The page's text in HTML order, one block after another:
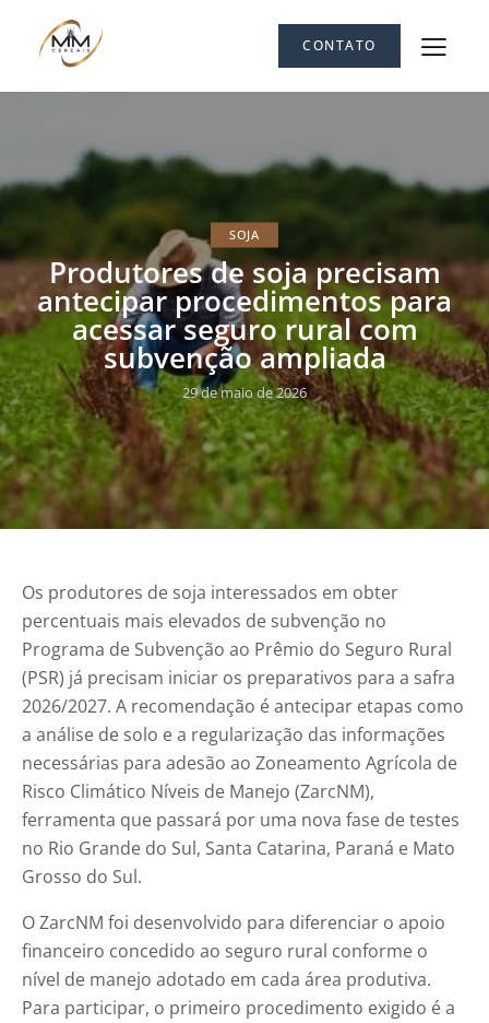
CONTATO
SOJA
Produtores de soja precisam
antecipar procedimentos para
acessar seguro rural com
subvenção ampliada
29 de maio de 2026
Os produtores de soja interessados em obter
percentuais mais elevados de subvenção no
Programa de Subvenção ao Prêmio do Seguro Rural
(PSR) já precisam iniciar os preparativos para a safra
2026/2027. A recomendação é antecipar etapas como
a análise de solo e a regularização das informações
necessárias para adesão ao Zoneamento Agrícola de
Risco Climático Níveis de Manejo (ZarcNM),
ferramenta que passará por uma nova fase de testes
no Rio Grande do Sul, Santa Catarina, Paraná e Mato
Grosso do Sul.
O ZarcNM foi desenvolvido para diferenciar o apoio
financeiro concedido ao seguro rural conforme o
nível de manejo adotado em cada área produtiva.
Para participar, o primeiro procedimento exigido é a